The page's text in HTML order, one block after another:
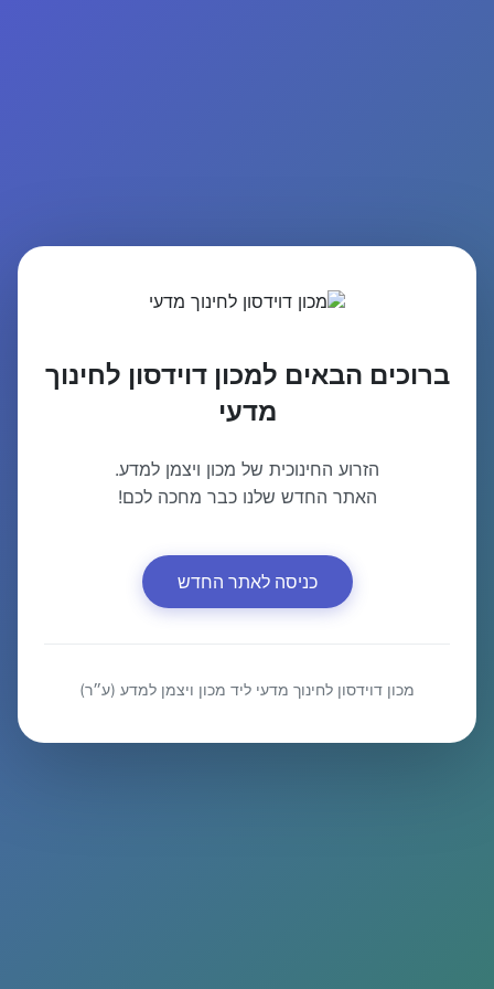
ברוכים הבאים למכון דוידסון לחינוך
מדעי
הזרוע החינוכית של מכון ויצמן למדע.
האתר החדש שלנו כבר מחכה לכם!
כניסה לאתר החדש
מכון דוידסון לחינוך מדעי ליד מכון ויצמן למדע (ע״ר)